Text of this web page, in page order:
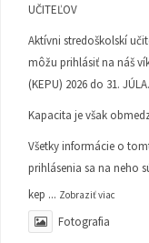
UČITEĽOV
Aktívni stredoškolskí
môžu prihlásiť na náš
(KEPU) 2026 do 31. JÚLA.
Kapacita je však
Všetky informácie o
prihlásenia sa na neho
kep ... Zobraziť viac
Fotografia